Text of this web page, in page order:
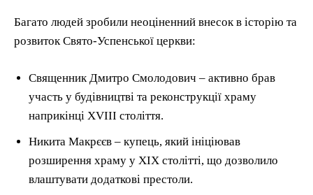
Багато людей зробили неоціненний внесок в історію та
розвиток Свято-Успенської церкви:
Священник Дмитро Смолодович – активно брав
участь у будівництві та реконструкції храму
наприкінці XVIII століття.
Никита Макрєєв – купець, який ініціював
розширення храму у XIX столітті, що дозволило
влаштувати додаткові престоли.